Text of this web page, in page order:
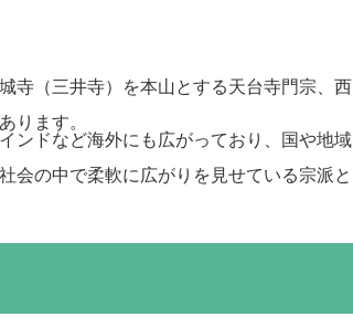
寺（三井寺）を本山とする天台寺門宗、西
ります。
ンドなど海外にも広がっており、国や地域
会の中で柔軟に広がりを見せている宗派と